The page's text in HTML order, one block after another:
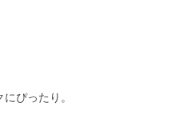
ぴったり。